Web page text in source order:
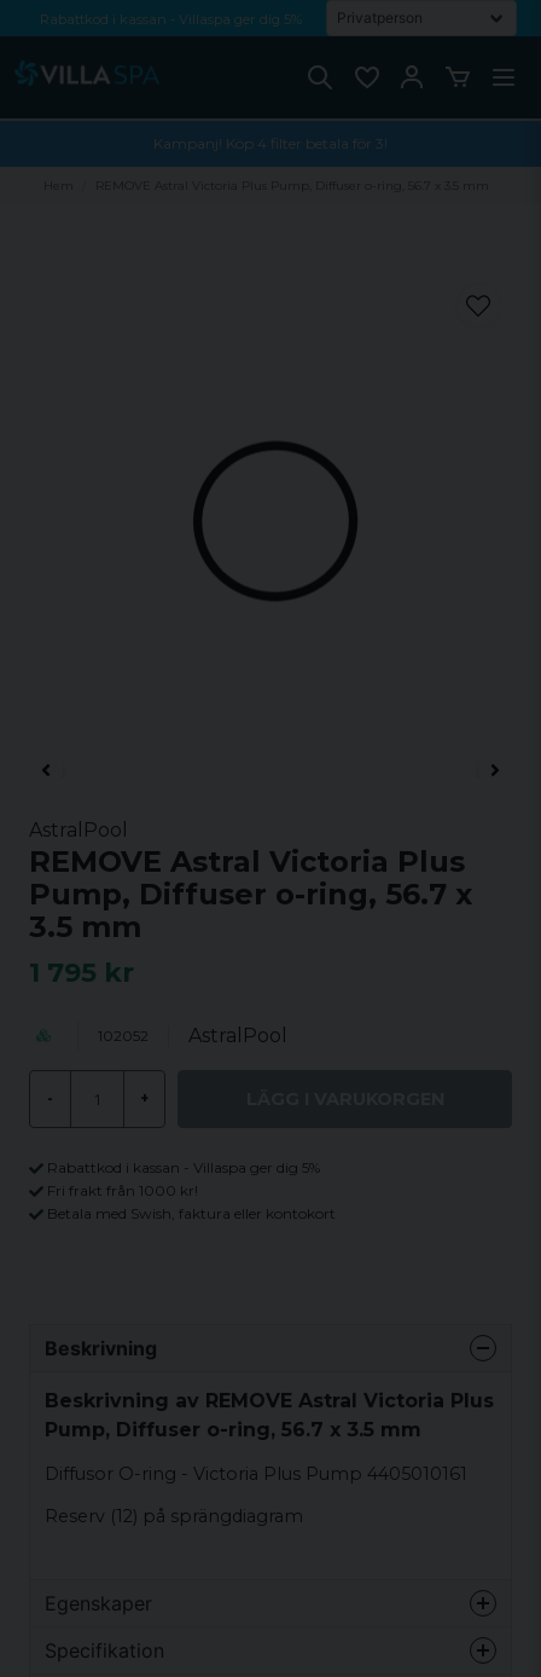
Rabattkod i kassan - Villaspa ger dig 5%
Kampanj! Köp 4 filter betala för 3!
Hem REMOVE Astral Victoria Plus Pump, Diffuser o-ring, 56.7 x 3.5 mm
AstralPool
REMOVE Astral Victoria Plus
Pump, Diffuser o-ring, 56.7 x
3.5 mm
1 795 kr
102052 AstralPool
- +
Rabattkod i kassan - Villaspa ger dig 5%
Fri frakt från 1000 kr!
Betala med Swish, faktura eller kontokort
Beskrivning
Beskrivning av REMOVE Astral Victoria Plus
Pump, Diffuser o-ring, 56.7 x 3.5 mm
Diffusor O-ring - Victoria Plus Pump 4405010161
Reserv (12) på sprängdiagram
Egenskaper
Vikt
Specifikation